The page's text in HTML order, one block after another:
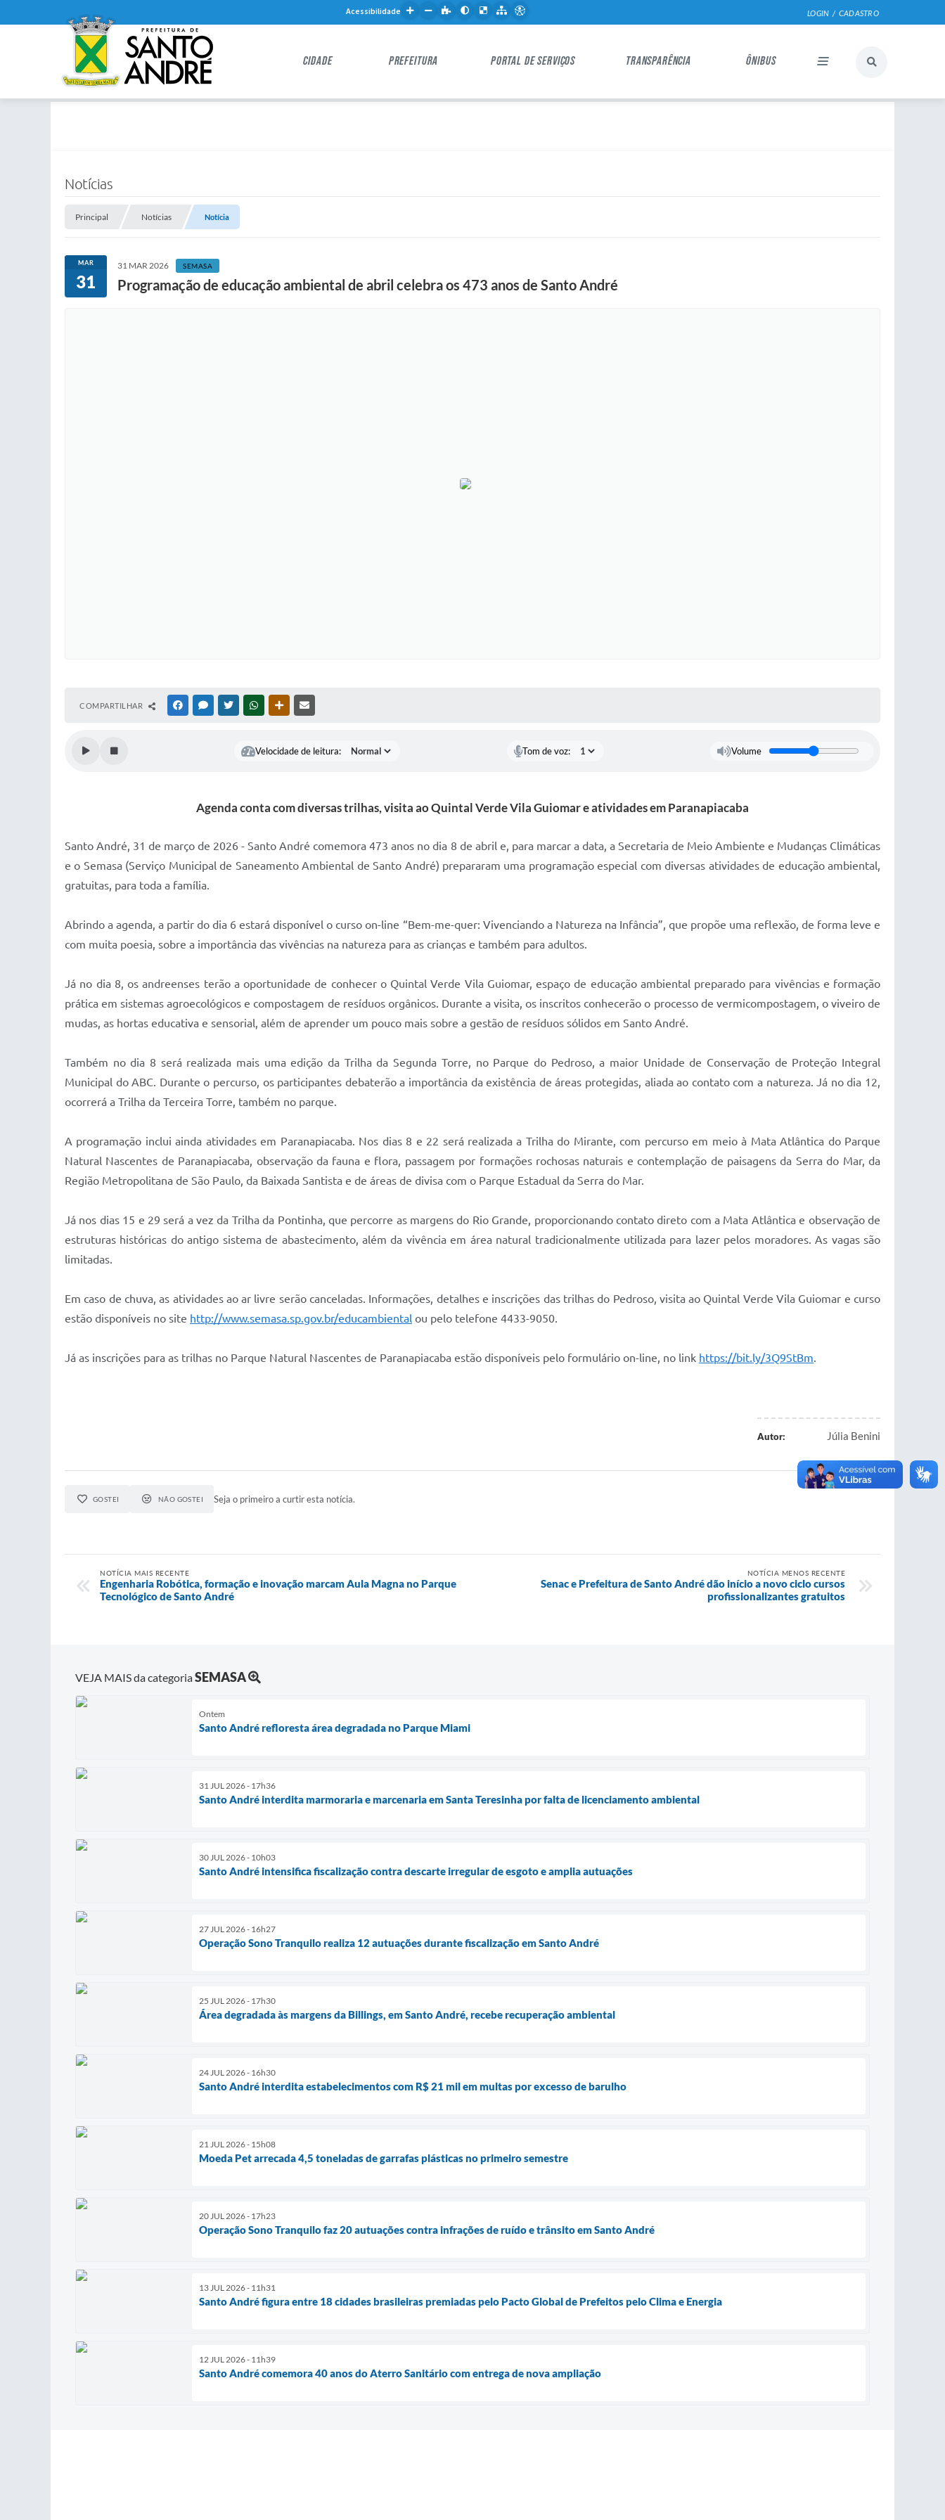
LOGIN / CADASTRO
Acessibilidade
CIDADE PREFEITURA PORTAL DE SERVIÇOS TRANSPARÊNCIA ÔNIBUS
Notícias
Principal Notícias Notícia
MAR
31
31 MAR 2026 SEMASA
Programação de educação ambiental de abril celebra os 473 anos de Santo André
COMPARTILHAR FACEBOOKMESSENGER
TWITTERWHATSAPPOUTRAS MÍDIAS
Velocidade de leitura: Tom de voz: Volume
Agenda conta com diversas trilhas, visita ao Quintal Verde Vila Guiomar e atividades em Paranapiacaba
Santo André, 31 de março de 2026 - Santo André comemora 473 anos no dia 8 de abril e, para marcar a data, a Secretaria de Meio Ambiente e Mudanças Climáticas
e o Semasa (Serviço Municipal de Saneamento Ambiental de Santo André) prepararam uma programação especial com diversas atividades de educação ambiental,
gratuitas, para toda a família.
Abrindo a agenda, a partir do dia 6 estará disponível o curso on-line “Bem-me-quer: Vivenciando a Natureza na Infância”, que propõe uma reflexão, de forma leve e
com muita poesia, sobre a importância das vivências na natureza para as crianças e também para adultos.
Já no dia 8, os andreenses terão a oportunidade de conhecer o Quintal Verde Vila Guiomar, espaço de educação ambiental preparado para vivências e formação
prática em sistemas agroecológicos e compostagem de resíduos orgânicos. Durante a visita, os inscritos conhecerão o processo de vermicompostagem, o viveiro de
mudas, as hortas educativa e sensorial, além de aprender um pouco mais sobre a gestão de resíduos sólidos em Santo André.
Também no dia 8 será realizada mais uma edição da Trilha da Segunda Torre, no Parque do Pedroso, a maior Unidade de Conservação de Proteção Integral
Municipal do ABC. Durante o percurso, os participantes debaterão a importância da existência de áreas protegidas, aliada ao contato com a natureza. Já no dia 12,
ocorrerá a Trilha da Terceira Torre, também no parque.
A programação inclui ainda atividades em Paranapiacaba. Nos dias 8 e 22 será realizada a Trilha do Mirante, com percurso em meio à Mata Atlântica do Parque
Natural Nascentes de Paranapiacaba, observação da fauna e flora, passagem por formações rochosas naturais e contemplação de paisagens da Serra do Mar, da
Região Metropolitana de São Paulo, da Baixada Santista e de áreas de divisa com o Parque Estadual da Serra do Mar.
Já nos dias 15 e 29 será a vez da Trilha da Pontinha, que percorre as margens do Rio Grande, proporcionando contato direto com a Mata Atlântica e observação de
estruturas históricas do antigo sistema de abastecimento, além da vivência em área natural tradicionalmente utilizada para lazer pelos moradores. As vagas são
limitadas.
Em caso de chuva, as atividades ao ar livre serão canceladas. Informações, detalhes e inscrições das trilhas do Pedroso, visita ao Quintal Verde Vila Guiomar e curso
estão disponíveis no site http://www.semasa.sp.gov.br/educambiental ou pelo telefone 4433-9050.
Já as inscrições para as trilhas no Parque Natural Nascentes de Paranapiacaba estão disponíveis pelo formulário on-line, no link https://bit.ly/3Q9StBm.
Autor: Júlia Benini
GOSTEI NÃO GOSTEI Seja o primeiro a curtir esta notícia.
NOTÍCIA MAIS RECENTE
Engenharia Robótica, formação e inovação marcam Aula Magna no Parque
Tecnológico de Santo André
NOTÍCIA MENOS RECENTE
Senac e Prefeitura de Santo André dão início a novo ciclo cursos
profissionalizantes gratuitos
VEJA MAIS da categoriaSEMASA
Ontem
Santo André refloresta área degradada no Parque Miami
31 JUL 2026 - 17h36
Santo André interdita marmoraria e marcenaria em Santa Teresinha por falta de licenciamento ambiental
30 JUL 2026 - 10h03
Santo André intensifica fiscalização contra descarte irregular de esgoto e amplia autuações
27 JUL 2026 - 16h27
Operação Sono Tranquilo realiza 12 autuações durante fiscalização em Santo André
25 JUL 2026 - 17h30
Área degradada às margens da Billings, em Santo André, recebe recuperação ambiental
24 JUL 2026 - 16h30
Santo André interdita estabelecimentos com R$ 21 mil em multas por excesso de barulho
21 JUL 2026 - 15h08
Moeda Pet arrecada 4,5 toneladas de garrafas plásticas no primeiro semestre
20 JUL 2026 - 17h23
Operação Sono Tranquilo faz 20 autuações contra infrações de ruído e trânsito em Santo André
13 JUL 2026 - 11h31
Santo André figura entre 18 cidades brasileiras premiadas pelo Pacto Global de Prefeitos pelo Clima e Energia
12 JUL 2026 - 11h39
Santo André comemora 40 anos do Aterro Sanitário com entrega de nova ampliação